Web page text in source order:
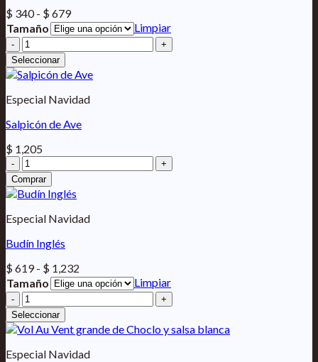
$ 340 - $679Rango
de
precios:
desde
hasta
$ 679
Tamaño
Limpiar
Puré
de
Manzana
cantidad
Seleccionar
Especial Navidad
Salpicón de Ave
$ 1,205
Salpicón
de
Ave
cantidad
Comprar
Especial Navidad
Budín Inglés
$619 - $ 1,232
de
precios:
desde
hasta
$ 1,232
Tamaño
Limpiar
Budín
Inglés
cantidad
Seleccionar
Especial Navidad